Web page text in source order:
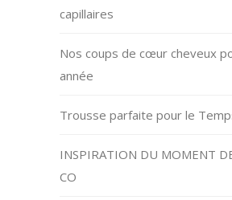
capillaires
Nos coups de cœur cheveux
année
Trousse parfaite pour le
INSPIRATION DU MOMENT
CO